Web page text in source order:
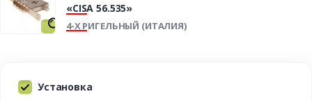
«CISA 56.535»
4-Х РИГЕЛЬНЫЙ (ИТАЛИЯ)
Установка